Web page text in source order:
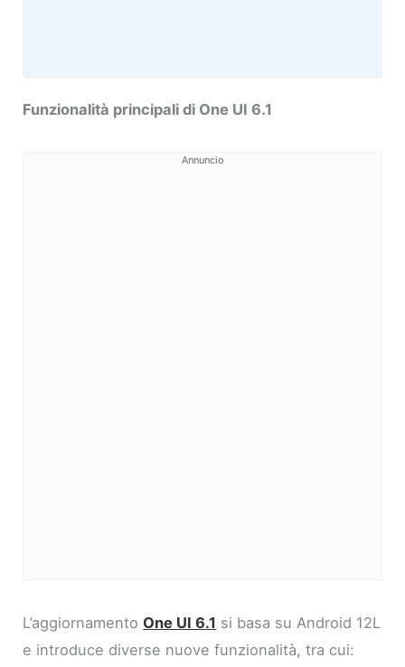
Funzionalità principali di One UI 6.1
Annuncio
L’aggiornamento One UI 6.1 si basa su Android 12L
e introduce diverse nuove funzionalità, tra cui: